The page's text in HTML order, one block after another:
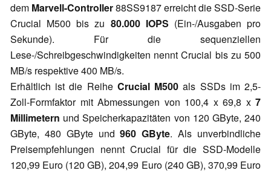
dem Marvell-Controller88SS9187 erreicht die SSD-Serie
Crucial M500 bis zu 80.000 IOPS (Ein-/Ausgaben pro
Sekunde). Für die sequenziellen
Lese-/Schreibgeschwindigkeiten nennt Crucial bis zu 500
MB/s respektive 400 MB/s.
Erhältlich ist die Reihe Crucial M500 als SSDs im 2,5-
Zoll-Formfaktor mit Abmessungen von 100,4 x 69,8 x 7
Millimetern und Speicherkapazitäten von 120 GByte, 240
GByte, 480 GByte und960 GByte. Als unverbindliche
Preisempfehlungen nennt Crucial für die SSD-Modelle
120,99 Euro (120 GB), 204,99 Euro (240 GB), 370,99 Euro